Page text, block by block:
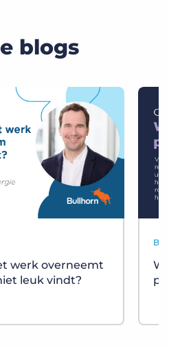
blogs
werk overneemt
leuk vindt?